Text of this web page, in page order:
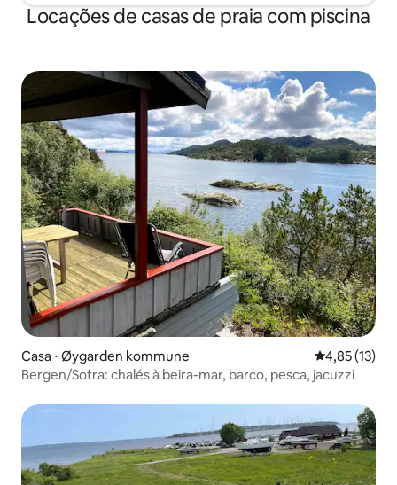
Locações de casas de praia com piscina
Casa ⋅ Øygarden kommune 4,85 de uma
4,85 (13)
Bergen/Sotra: chalés à beira-mar, barco, pesca, jacuzzi